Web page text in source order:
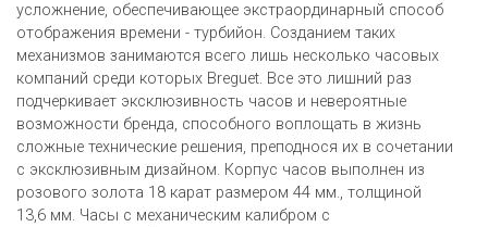
усложнение, обеспечивающее экстраординарный способ
отображения времени - турбийон. Созданием таких
механизмов занимаются всего лишь несколько часовых
компаний среди которых Breguet. Все это лишний раз
подчеркивает эксклюзивность часов и невероятные
возможности бренда, способного воплощать в жизнь
сложные технические решения, преподнося их в сочетании
с эксклюзивным дизайном. Корпус часов выполнен из
розового золота 18 карат размером 44 мм., толщиной
13,6 мм. Часы с механическим калибром с